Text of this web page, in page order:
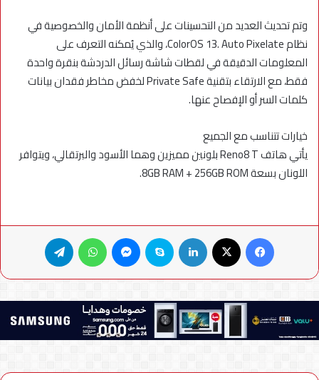
وتم تحديث العديد من التحسينات على أنظمة الأمان والخصوصية في
نظام ColorOS 13. Auto Pixelate، والذي يُمكنه التعرف على
المعلومات الدقيقة في لقطات شاشة رسائل الدردشة بنقرة واحدة
فقط، مع الارتقاء بتقنية Private Safe لخفض مخاطر فقدان بيانات
كلمات السر أو الإفصاح عنها.
خيارات تتناسب مع الجميع
يأتي هاتف Reno8 T بلونين مميزين وهما الأسود والبرتقالي، ويتوافر
اللونان بسعة 8GB RAM + 256GB ROM.
فيسبوك لينكدإن سكايب ماسنجر واتساب